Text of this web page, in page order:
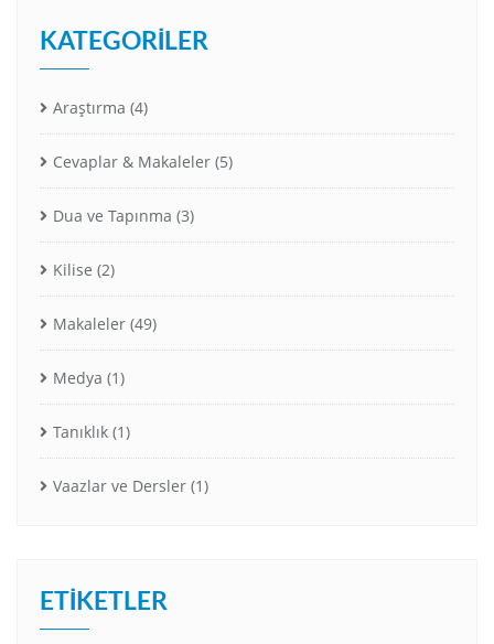
KATEGORILER
Araştırma (4)
Cevaplar & Makaleler (5)
Dua ve Tapınma (3)
Kilise (2)
Makaleler (49)
Medya (1)
Tanıklık (1)
Vaazlar ve Dersler (1)
ETIKETLER